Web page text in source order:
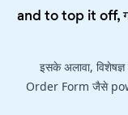
and to top it off,
इसके अलावा,
Order Form जैसे